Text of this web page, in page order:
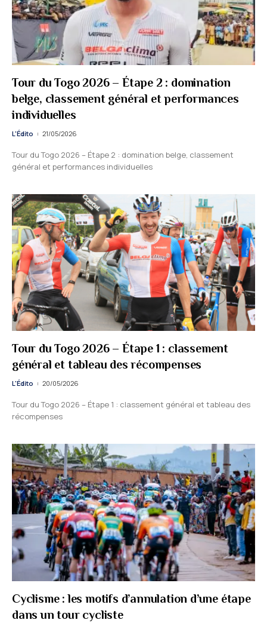
Tour du Togo 2026 – Étape 2 : domination
belge, classement général et performances
individuelles
L'Édito 21/05/2026
Tour du Togo 2026 – Étape 2 : domination belge, classement
général et performances individuelles
Tour du Togo 2026 – Étape 1 : classement
général et tableau des récompenses
L'Édito 20/05/2026
Tour du Togo 2026 – Étape 1 : classement général et tableau des
récompenses
Cyclisme : les motifs d’annulation d’une étape
dans un tour cycliste